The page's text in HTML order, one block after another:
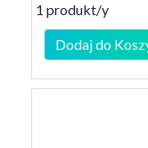
1 produkt/y
Dodaj do